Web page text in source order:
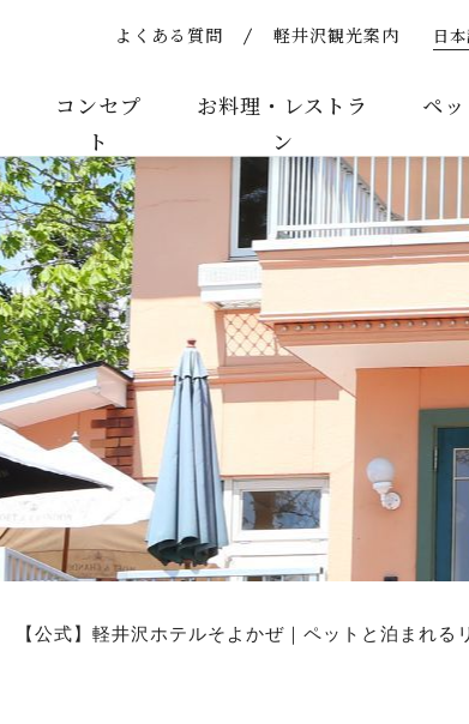
コーナー | 【公式】軽井沢ホテルそよかぜ｜ペッ
よくある質問 軽井沢観光案内 日
コンセプ
ト
お料理・レストラ
ン
ペ
【公式】軽井沢ホテルそよかぜ｜ペットと泊まれる